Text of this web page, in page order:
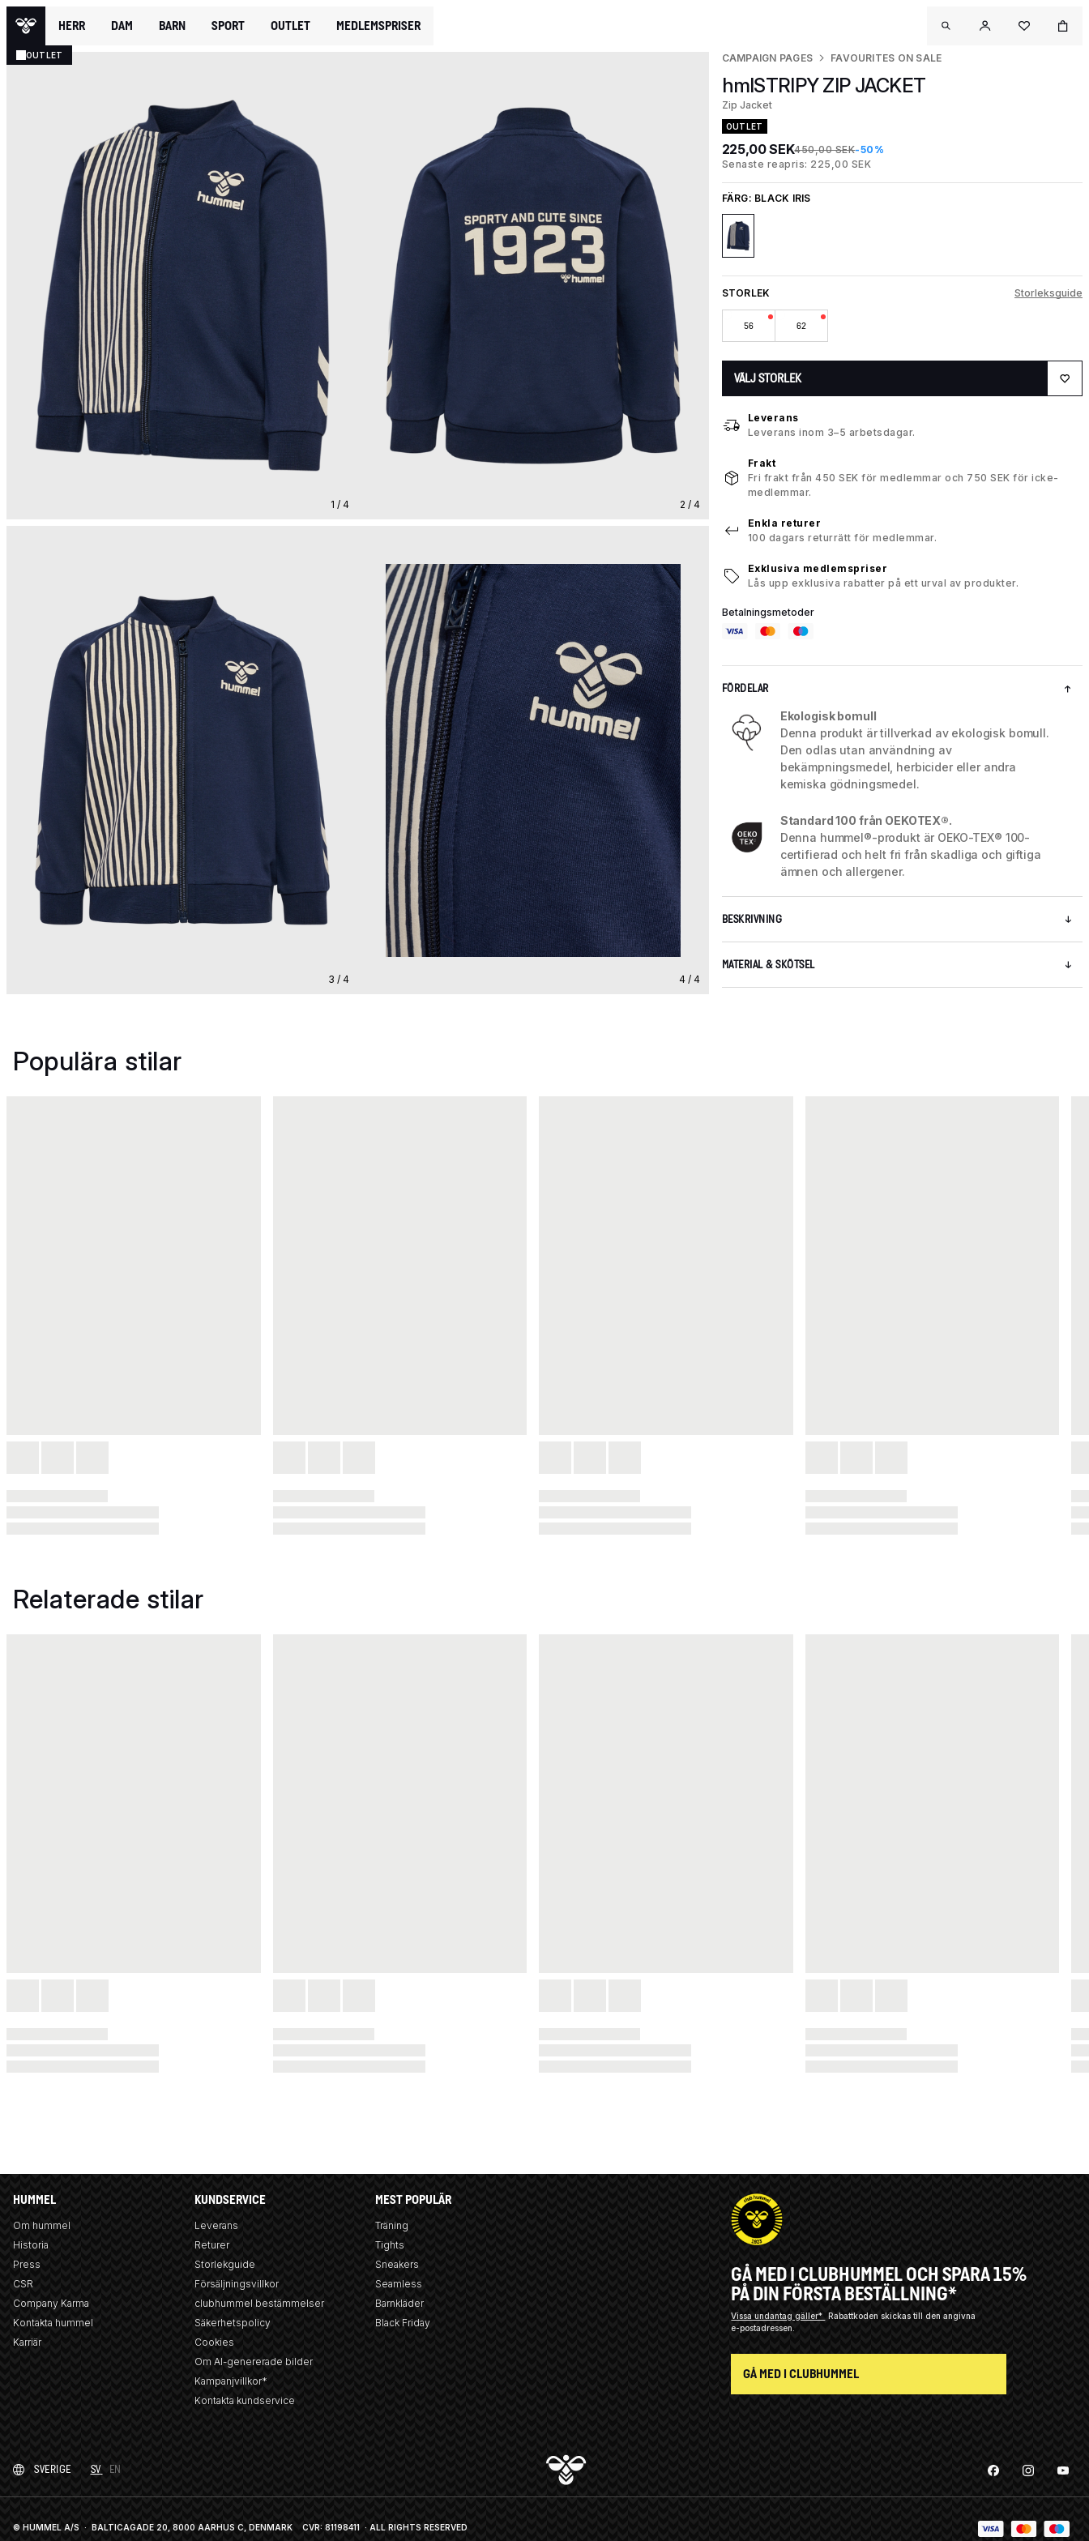
HERR DAM BARN SPORT OUTLET MEDLEMSPRISER
OUTLET
1 / 4 2 / 4
3 / 4 4 / 4
CAMPAIGN PAGES FAVOURITES ON SALE
hmlSTRIPY ZIP JACKET
Zip Jacket
OUTLET
225,00 SEK450,00 SEK-50%
Senaste reapris: 225,00 SEK
FÄRG: BLACK IRIS
STORLEK Storleksguide
56 62
VÄLJ STORLEK
Leverans
Leverans inom 3–5 arbetsdagar.
Frakt
Fri frakt från 450 SEK för medlemmar och 750 SEK för icke-
medlemmar.
Enkla returer
100 dagars returrätt för medlemmar.
Exklusiva medlemspriser
Lås upp exklusiva rabatter på ett urval av produkter.
Betalningsmetoder
FÖRDELAR
Ekologisk bomull
Denna produkt är tillverkad av ekologisk bomull.
Den odlas utan användning av
bekämpningsmedel, herbicider eller andra
kemiska gödningsmedel.
Standard 100 från OEKOTEX®.
Denna hummel®-produkt är OEKO-TEX® 100-
certifierad och helt fri från skadliga och giftiga
ämnen och allergener.
BESKRIVNING
MATERIAL & SKÖTSEL
Populära stilar
Relaterade stilar
HUMMEL
Om hummel
Historia
Press
CSR
Company Karma
Kontakta hummel
Karriär
KUNDSERVICE
Leverans
Returer
Storlekguide
Försäljningsvillkor
clubhummel bestämmelser
Säkerhetspolicy
Cookies
Om AI-genererade bilder
Kampanjvillkor*
Kontakta kundservice
MEST POPULÄR
Träning
Tights
Sneakers
Seamless
Barnkläder
Black Friday
GÅ MED I CLUBHUMMEL OCH SPARA 15%
PÅ DIN FÖRSTA BESTÄLLNING*
Vissa undantag gäller* Rabattkoden skickas till den angivna
e-postadressen.
GÅ MED I CLUBHUMMEL
SVERIGE SV EN
© HUMMEL A/S · BALTICAGADE 20, 8000 AARHUS C, DENMARK CVR: 81198411 · ALL RIGHTS RESERVED